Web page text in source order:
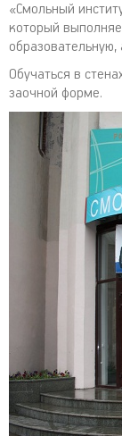
«Смольный
который
Обучаться в
заочной форме.